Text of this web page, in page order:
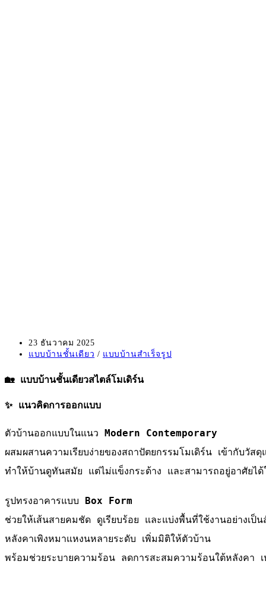
Post
published:
23 ธันวาคม 2025
Post
แบบบ้านชั้นเดียว / แบบบ้านสำเร็จรูป
🏡 แบบบ้านชั้นเดียวสไตล์โมเดิร์น
✨ แนวคิดการออกแบบ
ตัวบ้านออกแบบในแนว Modern Contemporary
ผสมผสานความเรียบง่ายของสถาปัตยกรรมโมเดิร์น เข้ากับวัส
ทำให้บ้านดูทันสมัย แต่ไม่แข็งกระด้าง และสามารถอยู่อาศัยได้
รูปทรงอาคารแบบ Box Form
ช่วยให้เส้นสายคมชัด ดูเรียบร้อย และแบ่งพื้นที่ใช้งานอย่างเป็
หลังคาเพิงหมาแหงนหลายระดับ เพิ่มมิติให้ตัวบ้าน
พร้อมช่วยระบายความร้อน ลดการสะสมความร้อนใต้หลังคา